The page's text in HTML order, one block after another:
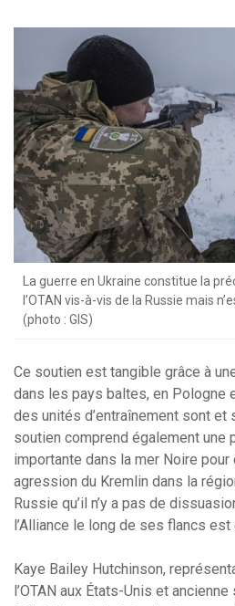
La guerre en Ukraine constitue la
l’OTAN vis-à-vis de la Russie mais
(photo : GIS)
Ce soutien est tangible grâce à
dans les pays baltes, en Pologne
des unités d’entraînement sont et
soutien comprend également une
importante dans la mer Noire
agression du Kremlin dans la
Russie qu’il n’y a pas de
l’Alliance le long de ses flancs est
Kaye Bailey Hutchinson,
l’OTAN aux États-Unis et